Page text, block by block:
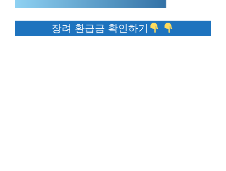
장려 환급금 확인하기